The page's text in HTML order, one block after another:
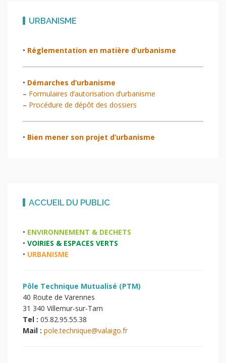
URBANISME
• Réglementation en matière d’urbanisme
• Démarches d’urbanisme
– Formulaires d’autorisation d’urbanisme
– Procédure de dépôt des dossiers
• Bien mener son projet d’urbanisme
ACCUEIL DU PUBLIC
• ENVIRONNEMENT & DECHETS
• VOIRIES & ESPACES VERTS
• URBANISME
Pôle Technique Mutualisé (PTM)
40 Route de Varennes
31 340 Villemur-sur-Tarn
Tel : 05.82.95.55.38
Mail : pole.technique@valaigo.fr